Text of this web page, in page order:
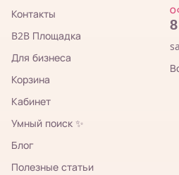
Контакты
B2B Площадка
Для бизнеса
Корзина
Кабинет
Умный поиск ✨
Блог
Полезные статьи